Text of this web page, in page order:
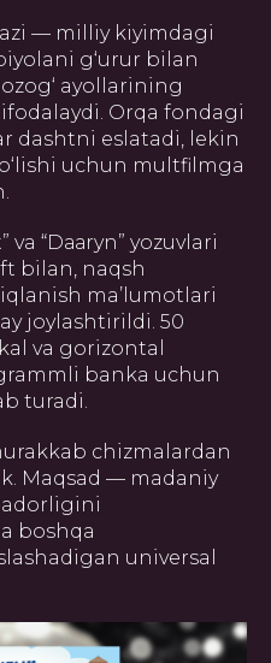
— milliy kiyimdagi
g‘urur bilan
ayollarining
Orqa fondagi
dashtni eslatadi, lekin
uchun multfilmga
va “Dааryn” yozuvlari
bilan, naqsh
ma’lumotlari
joylashtirildi. 50
va gorizontal
banka uchun
turadi.
chizmalardan
Maqsad — madaniy
boshqa
universal